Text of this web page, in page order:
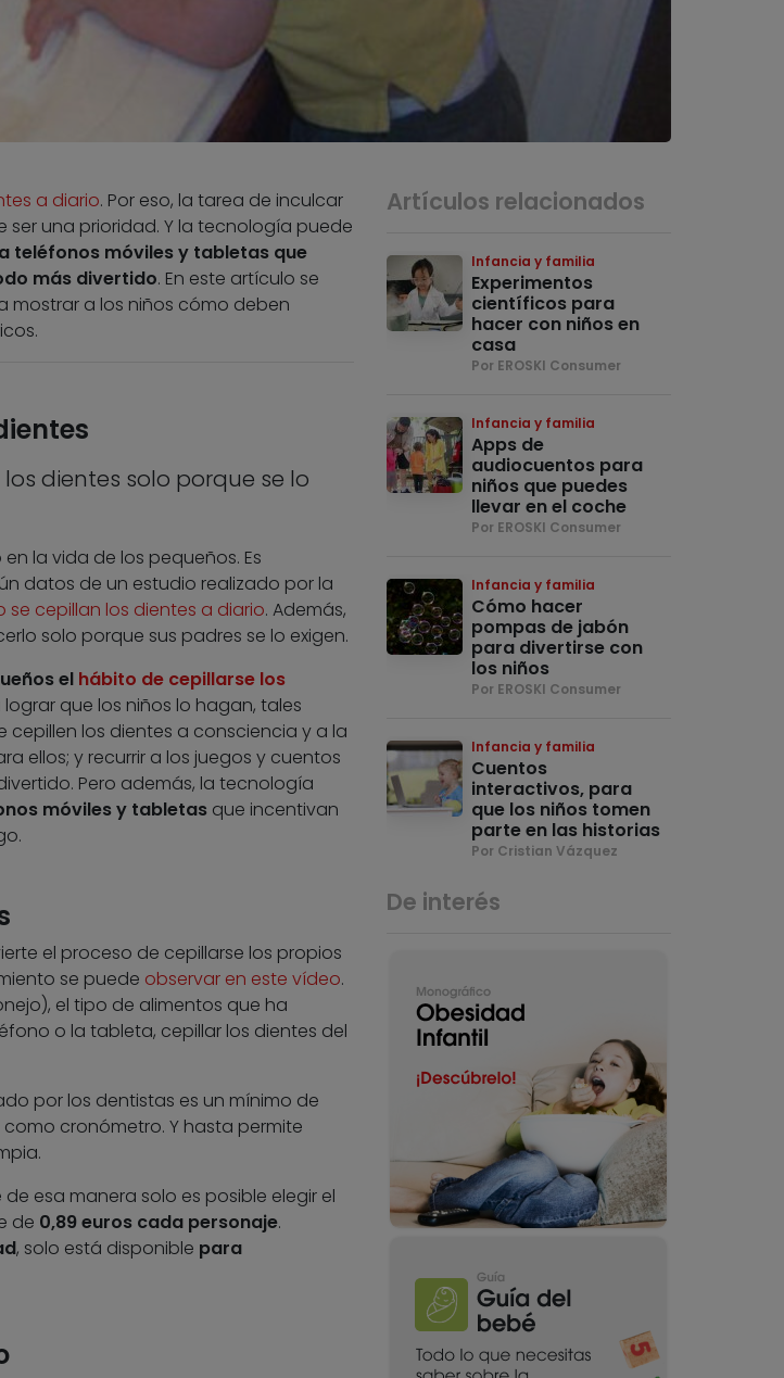
a diario. Por eso, la tarea de inculcar
una prioridad. Y la tecnología puede
teléfonos móviles y tabletas que
más divertido. En este artículo se
mostrar a los niños cómo deben
dientes solo porque se lo
la vida de los pequeños. Es
datos de un estudio realizado por la
se cepillan los dientes a diario. Además,
solo porque sus padres se lo exigen.
el hábito de cepillarse los
que los niños lo hagan, tales
los dientes a consciencia y a la
ellos; y recurrir a los juegos y cuentos
Pero además, la tecnología
móviles y tabletasque incentivan
el proceso de cepillarse los propios
se puede observar en este vídeo.
el tipo de alimentos que ha
o la tableta, cepillar los dientes del
por los dentistas es un mínimo de
cronómetro. Y hasta permite
esa manera solo es posible elegir el
de 0,89 euros cada personaje.
, solo está disponible para
Artículos relacionados
Infancia y familia
Experimentos
científicos para
hacer con niños en
casa
Por EROSKI Consumer
Infancia y familia
Apps de
audiocuentos para
niños que puedes
llevar en el coche
Por EROSKI Consumer
Infancia y familia
Cómo hacer
pompas de jabón
para divertirse con
los niños
Por EROSKI Consumer
Infancia y familia
Cuentos
interactivos, para
que los niños tomen
parte en las historias
Por Cristian Vázquez
De interés